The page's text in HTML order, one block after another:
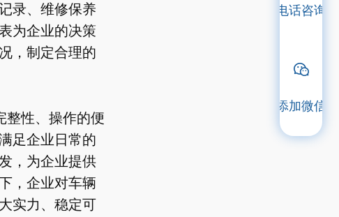
录、维修保养
为企业的决策
，制定合理的
整性、操作的便
足企业日常的
，为企业提供
，企业对车辆
实力、稳定可
电话咨询
添加微信